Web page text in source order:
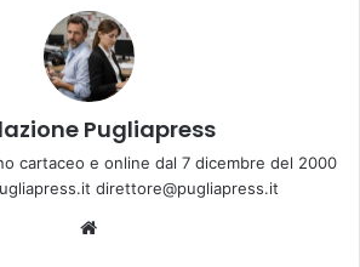
Pugliapress
cartaceo e online dal 7 dicembre del 2000
direttore@pugliapress.it